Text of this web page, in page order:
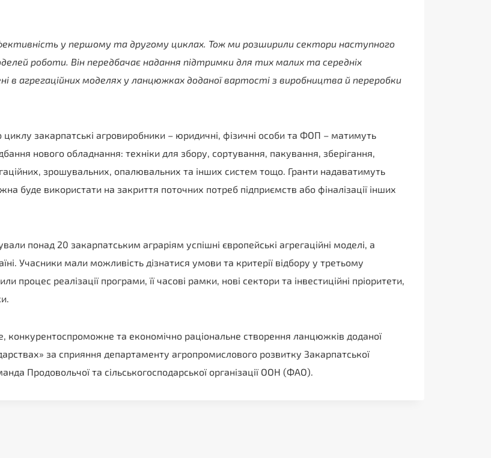
у першому та другому циклах. Тож ми розширили сектори наступного
роботи. Він передбачає надання підтримки для тих малих та середніх
в агрегаційних моделях у ланцюжках доданої вартості з виробництва й переробки
закарпатські агровиробники – юридичні, фізичні особи та ФОП – матимуть
нового обладнання: техніки для збору, сортування, пакування, зберігання,
зрошувальних, опалювальних та інших систем тощо. Гранти надаватимуть
буде використати на закриття поточних потреб підприємств або фіналізації інших
понад 20 закарпатським аграріям успішні європейські агрегаційні моделі, а
Учасники мали можливість дізнатися умови та критерії відбору у третьому
процес реалізації програми, її часові рамки, нові сектори та інвестиційні пріоритети,
та економічно раціональне створення ланцюжків доданої
за сприяння департаменту агропромислового розвитку Закарпатської
Продовольчої та сільськогосподарської організації ООН (ФАО).